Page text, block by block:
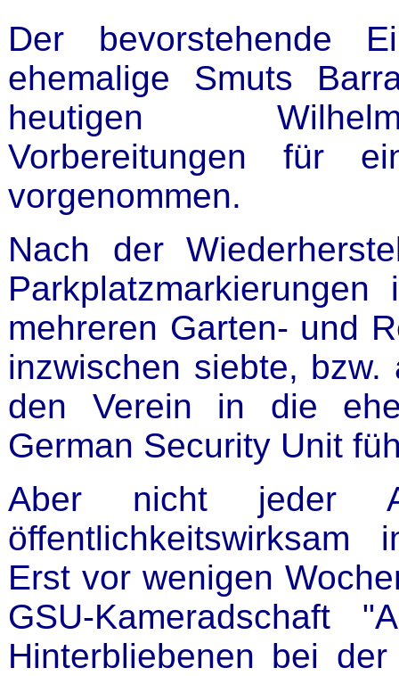
Der bevorstehende
ehemalige Smuts
heutigen
Vorbereitungen für
vorgenommen.
Nach der
mehreren Garten- und
inzwischen siebte,
den Verein in die
German Security Unit
Aber nicht jeder
öffentlichkeitswirksam
Erst vor wenigen
GSU-Kameradschaft
Hinterbliebenen bei